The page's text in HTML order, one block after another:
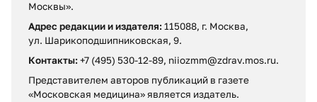
Москвы».
Адрес редакции и издателя: 115088, г. Москва,
ул. Шарикоподшипниковская, 9.
Контакты: +7 (495) 530-12-89, niiozmm@zdrav.mos.ru.
Представителем авторов публикаций в газете
«Московская медицина» является издатель.